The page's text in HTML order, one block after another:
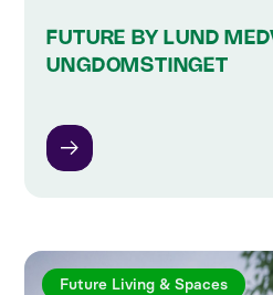
FUTURE BY LUND
UNGDOMSTINGET
Future Living & Spaces